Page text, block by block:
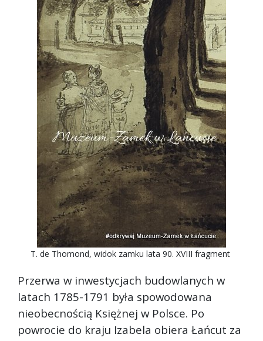
T. de Thomond, widok zamku lata 90. XVIII fragment
Przerwa w inwestycjach budowlanych w
latach 1785-1791 była spowodowana
nieobecnością Księżnej w Polsce. Po
powrocie do kraju Izabela obiera Łańcut za